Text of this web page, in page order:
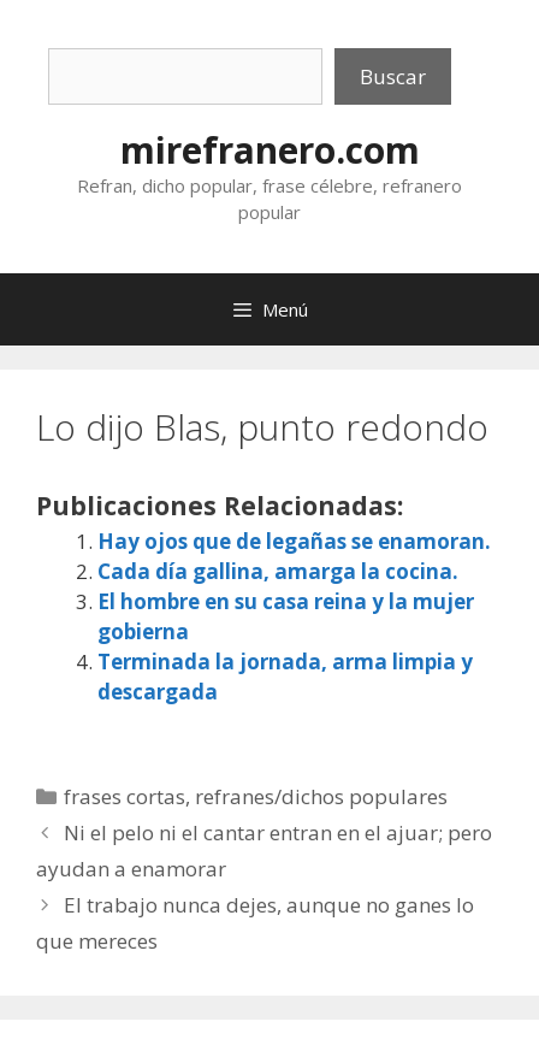
Buscar
mirefranero.com
Refran, dicho popular, frase célebre, refranero
popular
Menú
Lo dijo Blas, punto redondo
Publicaciones Relacionadas:
Hay ojos que de legañas se enamoran.
Cada día gallina, amarga la cocina.
El hombre en su casa reina y la mujer
gobierna
Terminada la jornada, arma limpia y
descargada
Categorías
frases cortas, refranes/dichos populares
Ni el pelo ni el cantar entran en el ajuar; pero
ayudan a enamorar
El trabajo nunca dejes, aunque no ganes lo
que mereces